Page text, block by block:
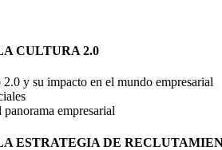
CULTURA 2.0
y su impacto en el mundo empresarial
empresarial
ESTRATEGIA DE